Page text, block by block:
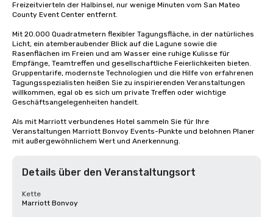
Freizeitvierteln der Halbinsel, nur wenige Minuten vom San Mateo
County Event Center entfernt.
Mit 20.000 Quadratmetern flexibler Tagungsfläche, in der natürliches
Licht, ein atemberaubender Blick auf die Lagune sowie die
Rasenflächen im Freien und am Wasser eine ruhige Kulisse für
Empfänge, Teamtreffen und gesellschaftliche Feierlichkeiten bieten.
Gruppentarife, modernste Technologien und die Hilfe von erfahrenen
Tagungsspezialisten heißen Sie zu inspirierenden Veranstaltungen
willkommen, egal ob es sich um private Treffen oder wichtige
Geschäftsangelegenheiten handelt.
Als mit Marriott verbundenes Hotel sammeln Sie für Ihre
Veranstaltungen Marriott Bonvoy Events-Punkte und belohnen Planer
mit außergewöhnlichem Wert und Anerkennung.
Details über den Veranstaltungsort
Kette
Marriott Bonvoy